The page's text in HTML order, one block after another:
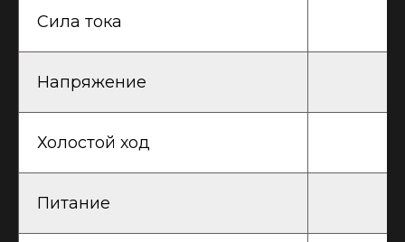
Сила тока
Напряжение
Холостой ход
Питание